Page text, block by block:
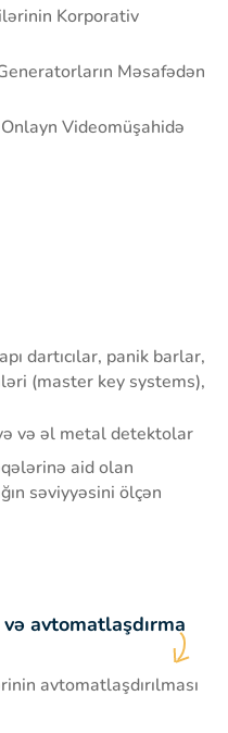
Korporativ
Məsafədən
Videomüşahidə
dartıcılar, panik barlar,
(master key systems),
və əl metal detektolar
aid olan
səviyyəsini ölçən
avtomatlaşdırma
avtomatlaşdırılması